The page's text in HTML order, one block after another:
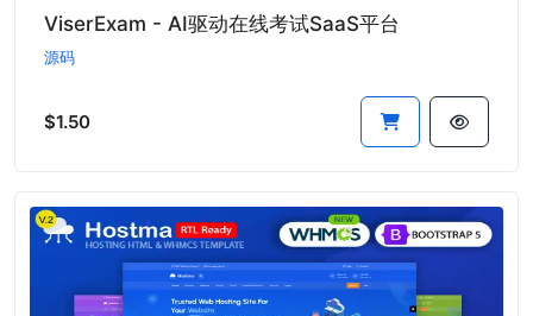
ViserExam - AI驱动在线考试SaaS平台
源码
$1.50